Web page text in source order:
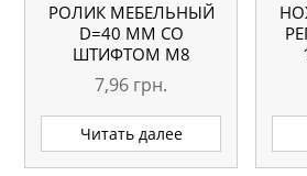
РОЛИК МЕБЕЛЬНЫЙ
D=40 ММ СО
ШТИФТОМ M8
7,96 грн.
Читать далее